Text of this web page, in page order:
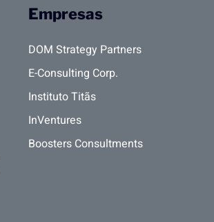
Empresas
DOM Strategy Partners
E-Consulting Corp.
Instituto Titãs
InVentures
Boosters Consultments